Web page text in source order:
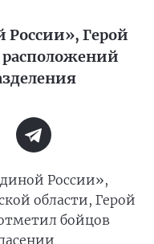
России», Герой
расположений
России»,
области, Герой
бойцов